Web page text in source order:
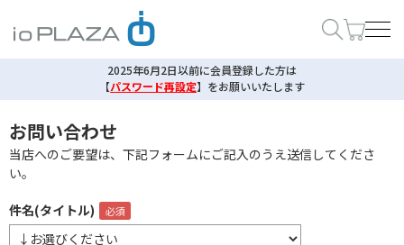
2025年6月2日以前に会員登録した方は
【パスワード再設定】 をお願いいたします
お問い合わせ
当店へのご要望は、下記フォームにご記入のうえ送信してくださ
い。
件名(タイトル)